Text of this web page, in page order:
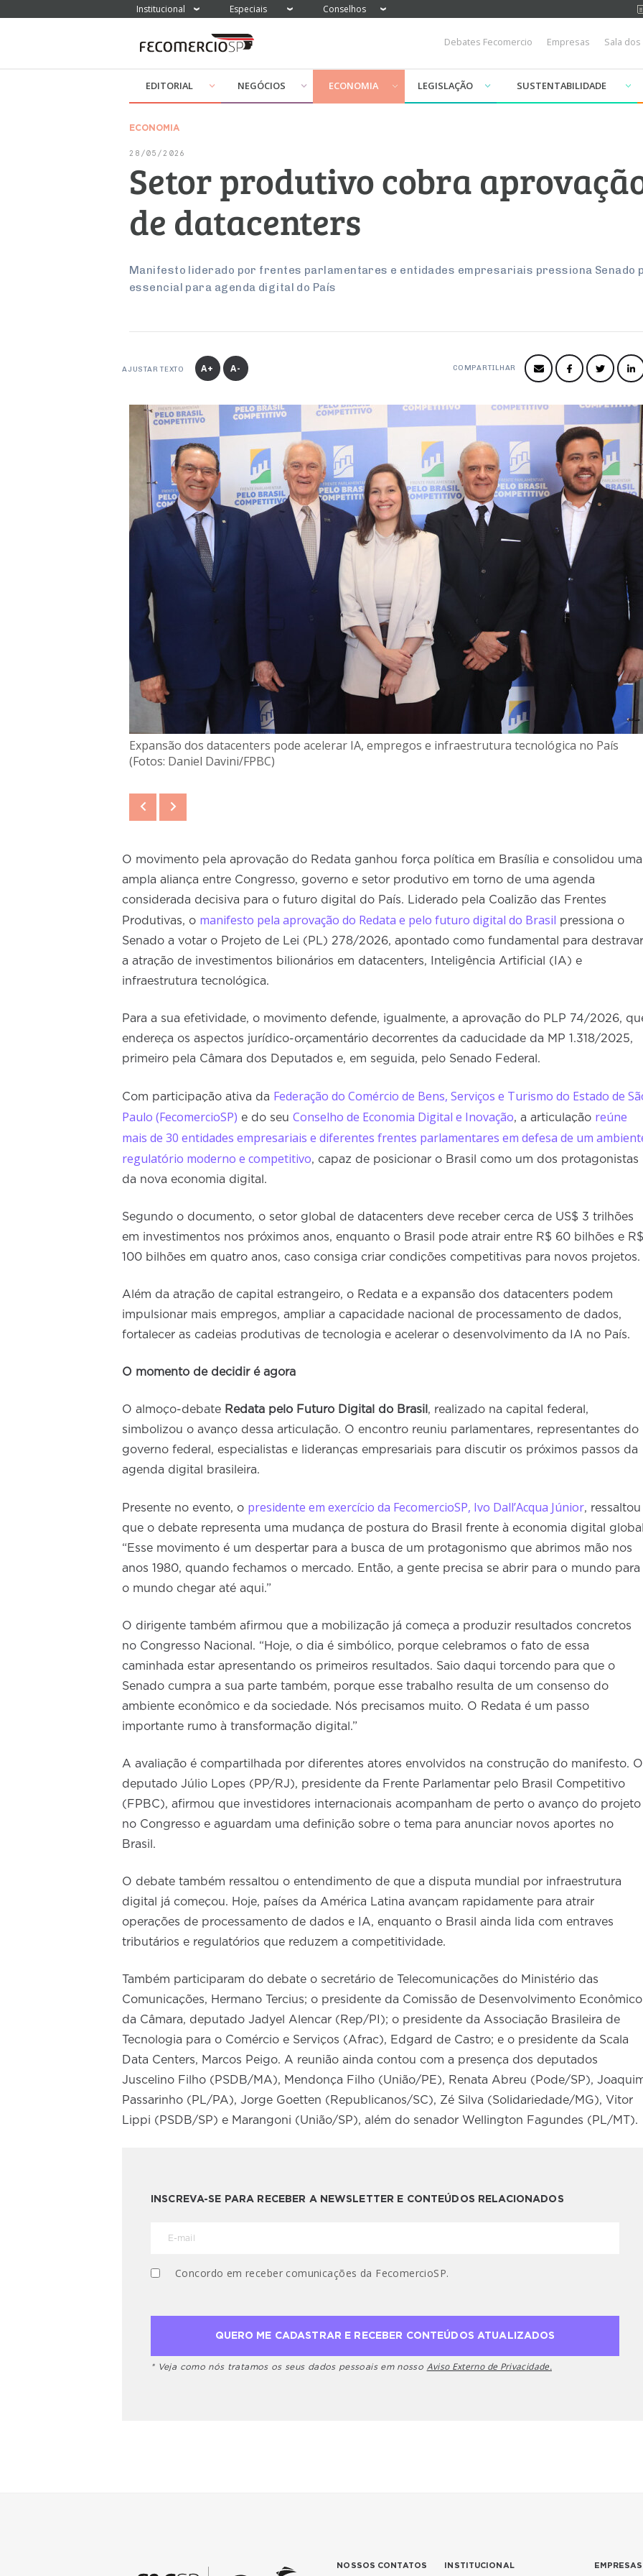
Institucional Especiais Conselhos
Debates Fecomercio Empresas Sala
EDITORIAL NEGÓCIOS ECONOMIA LEGISLAÇÃO SUSTENTABILIDADE
ECONOMIA
28/05/2026
Setor produtivo cobra
de datacenters
Manifesto liderado por frentes parlamentares e entidades empresariais pressiona Senado
essencial para agenda digital do País
AJUSTAR TEXTO A+ A- COMPARTILHAR
Expansão dos datacenters pode acelerar IA, empregos e infraestrutura tecnológica no País
(Fotos: Daniel Davini/FPBC)
O movimento pela aprovação do Redata ganhou força política em Brasília e consolidou uma
ampla aliança entre Congresso, governo e setor produtivo em torno de uma agenda
considerada decisiva para o futuro digital do País. Liderado pela Coalizão das Frentes
Produtivas, o manifesto pela aprovação do Redata e pelo futuro digital do Brasil pressiona o
Senado a votar o Projeto de Lei (PL) 278/2026, apontado como fundamental para destravar
a atração de investimentos bilionários em datacenters, Inteligência Artificial (IA) e
infraestrutura tecnológica.
Para a sua efetividade, o movimento defende, igualmente, a aprovação do PLP 74/2026,
endereça os aspectos jurídico-orçamentário decorrentes da caducidade da MP 1.318/2025,
primeiro pela Câmara dos Deputados e, em seguida, pelo Senado Federal.
Com participação ativa da Federação do Comércio de Bens, Serviços e Turismo do Estado de
Paulo (FecomercioSP) e do seu Conselho de Economia Digital e Inovação, a articulação reúne
mais de 30 entidades empresariais e diferentes frentes parlamentares em defesa de um
regulatório moderno e competitivo, capaz de posicionar o Brasil como um dos protagonistas
da nova economia digital.
Segundo o documento, o setor global de datacenters deve receber cerca de US$ 3 trilhões
em investimentos nos próximos anos, enquanto o Brasil pode atrair entre R$ 60 bilhões e R$
100 bilhões em quatro anos, caso consiga criar condições competitivas para novos projetos.
Além da atração de capital estrangeiro, o Redata e a expansão dos datacenters podem
impulsionar mais empregos, ampliar a capacidade nacional de processamento de dados,
fortalecer as cadeias produtivas de tecnologia e acelerar o desenvolvimento da IA no País.
O momento de decidir é agora
O almoço-debate Redata pelo Futuro Digital do Brasil , realizado na capital federal,
simbolizou o avanço dessa articulação. O encontro reuniu parlamentares, representantes do
governo federal, especialistas e lideranças empresariais para discutir os próximos passos da
agenda digital brasileira.
Presente no evento, o presidente em exercício da FecomercioSP, Ivo Dall’Acqua Júnior, ressaltou
que o debate representa uma mudança de postura do Brasil frente à economia digital
“Esse movimento é um despertar para a busca de um protagonismo que abrimos mão nos
anos 1980, quando fechamos o mercado. Então, a gente precisa se abrir para o mundo para
o mundo chegar até aqui.”
O dirigente também afirmou que a mobilização já começa a produzir resultados concretos
no Congresso Nacional. “Hoje, o dia é simbólico, porque celebramos o fato de essa
caminhada estar apresentando os primeiros resultados. Saio daqui torcendo para que o
Senado cumpra a sua parte também, porque esse trabalho resulta de um consenso do
ambiente econômico e da sociedade. Nós precisamos muito. O Redata é um passo
importante rumo à transformação digital.”
A avaliação é compartilhada por diferentes atores envolvidos na construção do manifesto. O
deputado Júlio Lopes (PP/RJ), presidente da Frente Parlamentar pelo Brasil Competitivo
(FPBC), afirmou que investidores internacionais acompanham de perto o avanço do projeto
no Congresso e aguardam uma definição sobre o tema para anunciar novos aportes no
Brasil.
O debate também ressaltou o entendimento de que a disputa mundial por infraestrutura
digital já começou. Hoje, países da América Latina avançam rapidamente para atrair
operações de processamento de dados e IA, enquanto o Brasil ainda lida com entraves
tributários e regulatórios que reduzem a competitividade.
Também participaram do debate o secretário de Telecomunicações do Ministério das
Comunicações, Hermano Tercius; o presidente da Comissão de Desenvolvimento Econômico
da Câmara, deputado Jadyel Alencar (Rep/PI); o presidente da Associação Brasileira de
Tecnologia para o Comércio e Serviços (Afrac), Edgard de Castro; e o presidente da Scala
Data Centers, Marcos Peigo. A reunião ainda contou com a presença dos deputados
Juscelino Filho (PSDB/MA), Mendonça Filho (União/PE), Renata Abreu (Pode/SP),
Passarinho (PL/PA), Jorge Goetten (Republicanos/SC), Zé Silva (Solidariedade/MG), Vitor
Lippi (PSDB/SP) e Marangoni (União/SP), além do senador Wellington Fagundes (PL/MT).
INSCREVA-SE PARA RECEBER A NEWSLETTER E CONTEÚDOS RELACIONADOS
Concordo em receber comunicações da FecomercioSP.
* Veja como nós tratamos os seus dados pessoais em nosso Aviso Externo de Privacidade.
NOSSOS CONTATOS INSTITUCIONAL EMPRESAS